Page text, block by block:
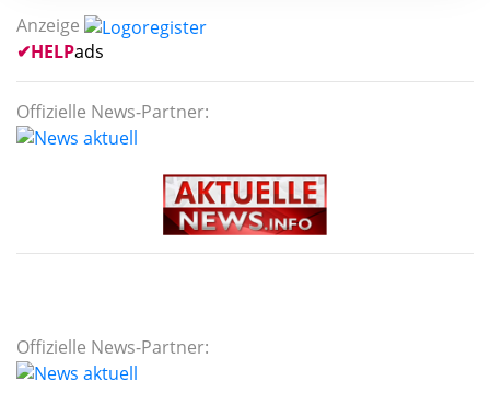
Anzeige
✔HELPads
Offizielle News-Partner:
Offizielle News-Partner: